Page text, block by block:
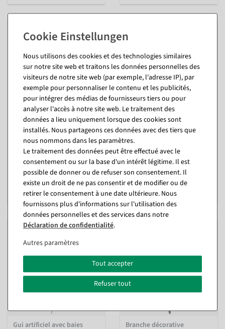
Branche artificielle
Tillandsia 78 cm
intérieur
Disponible immédiatement
5,89 €
4,91 EUR hors TVA
Branche de calla rouge
artificielle 85 cm
Disponible immédiatement
9,46 €
7,88 EUR hors TVA
Gui artificiel avec baies Branche décorative
Nous utilisons des cookies et des technologies similaires
sur notre site web et traitons les données personnelles des
visiteurs de notre site web (par exemple, l'adresse IP), par
exemple pour personnaliser le contenu et les publicités,
pour intégrer des médias de fournisseurs tiers ou pour
analyser l'accès à notre site web. Le traitement des
données a lieu uniquement lorsque des cookies sont
installés. Nous partageons ces données avec des tiers que
nous nommons dans les paramètres.
Le traitement des données peut être effectué avec le
consentement ou sur la base d'un intérêt légitime. Il est
possible de donner ou de refuser son consentement. Il
existe un droit de ne pas consentir et de modifier ou de
retirer le consentement à une date ultérieure. Nous
fournissons plus d'informations sur l'utilisation des
données personnelles et des services dans notre
Déclaration de confidentialité.
Autres paramètres
Tout accepter
Refuser tout